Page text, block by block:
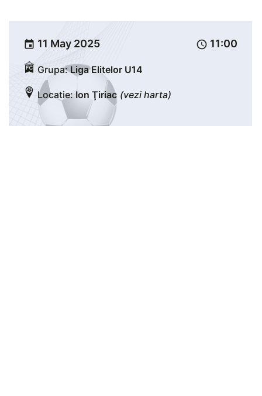
event 11 May 2025 schedule 11:00
Grupa:Liga Elitelor U14
Locatie: Ion Ţiriac (vezi harta)